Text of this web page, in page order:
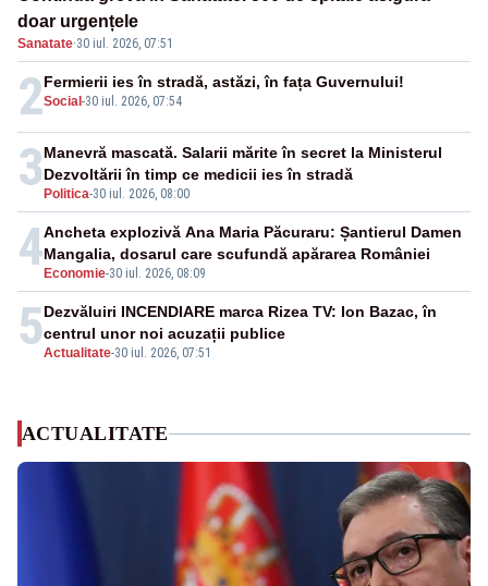
doar urgențele
Sanatate·30 iul. 2026, 07:51
2Social -30 iul. 2026, 07:54
Fermierii ies în stradă, astăzi, în fața Guvernului!
3 Politica-30 iul. 2026, 08:00
Manevră mascată. Salarii mărite în secret la Ministerul
Dezvoltării în timp ce medicii ies în stradă
4 Economie-30 iul. 2026, 08:09
Ancheta explozivă Ana Maria Păcuraru: Șantierul Damen
Mangalia, dosarul care scufundă apărarea României
5Actualitate-30 iul. 2026, 07:51
Dezvăluiri INCENDIARE marca Rizea TV: Ion Bazac, în
centrul unor noi acuzații publice
ACTUALITATE